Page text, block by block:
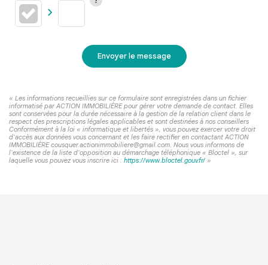
Envoyer le message
« Les informations recueillies sur ce formulaire sont enregistrées dans un fichier
informatisé par ACTION IMMOBILIÈRE pour gérer votre demande de contact. Elles
sont conservées pour la durée nécessaire à la gestion de la relation client dans le
respect des prescriptions légales applicables et sont destinées à nos conseillers
Conformément à la loi « informatique et libertés », vous pouvez exercer votre droit
d'accès aux données vous concernant et les faire rectifier en contactant ACTION
IMMOBILIÈRE cousquer.actionimmobiliere@gmail.com. Nous vous informons de
l'existence de la liste d'opposition au démarchage téléphonique « Bloctel », sur
laquelle vous pouvez vous inscrire ici : https://www.bloctel.gouv.fr/ »